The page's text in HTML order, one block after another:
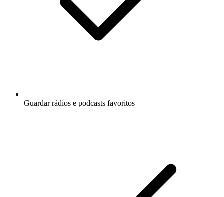
Guardar rádios e podcasts favoritos